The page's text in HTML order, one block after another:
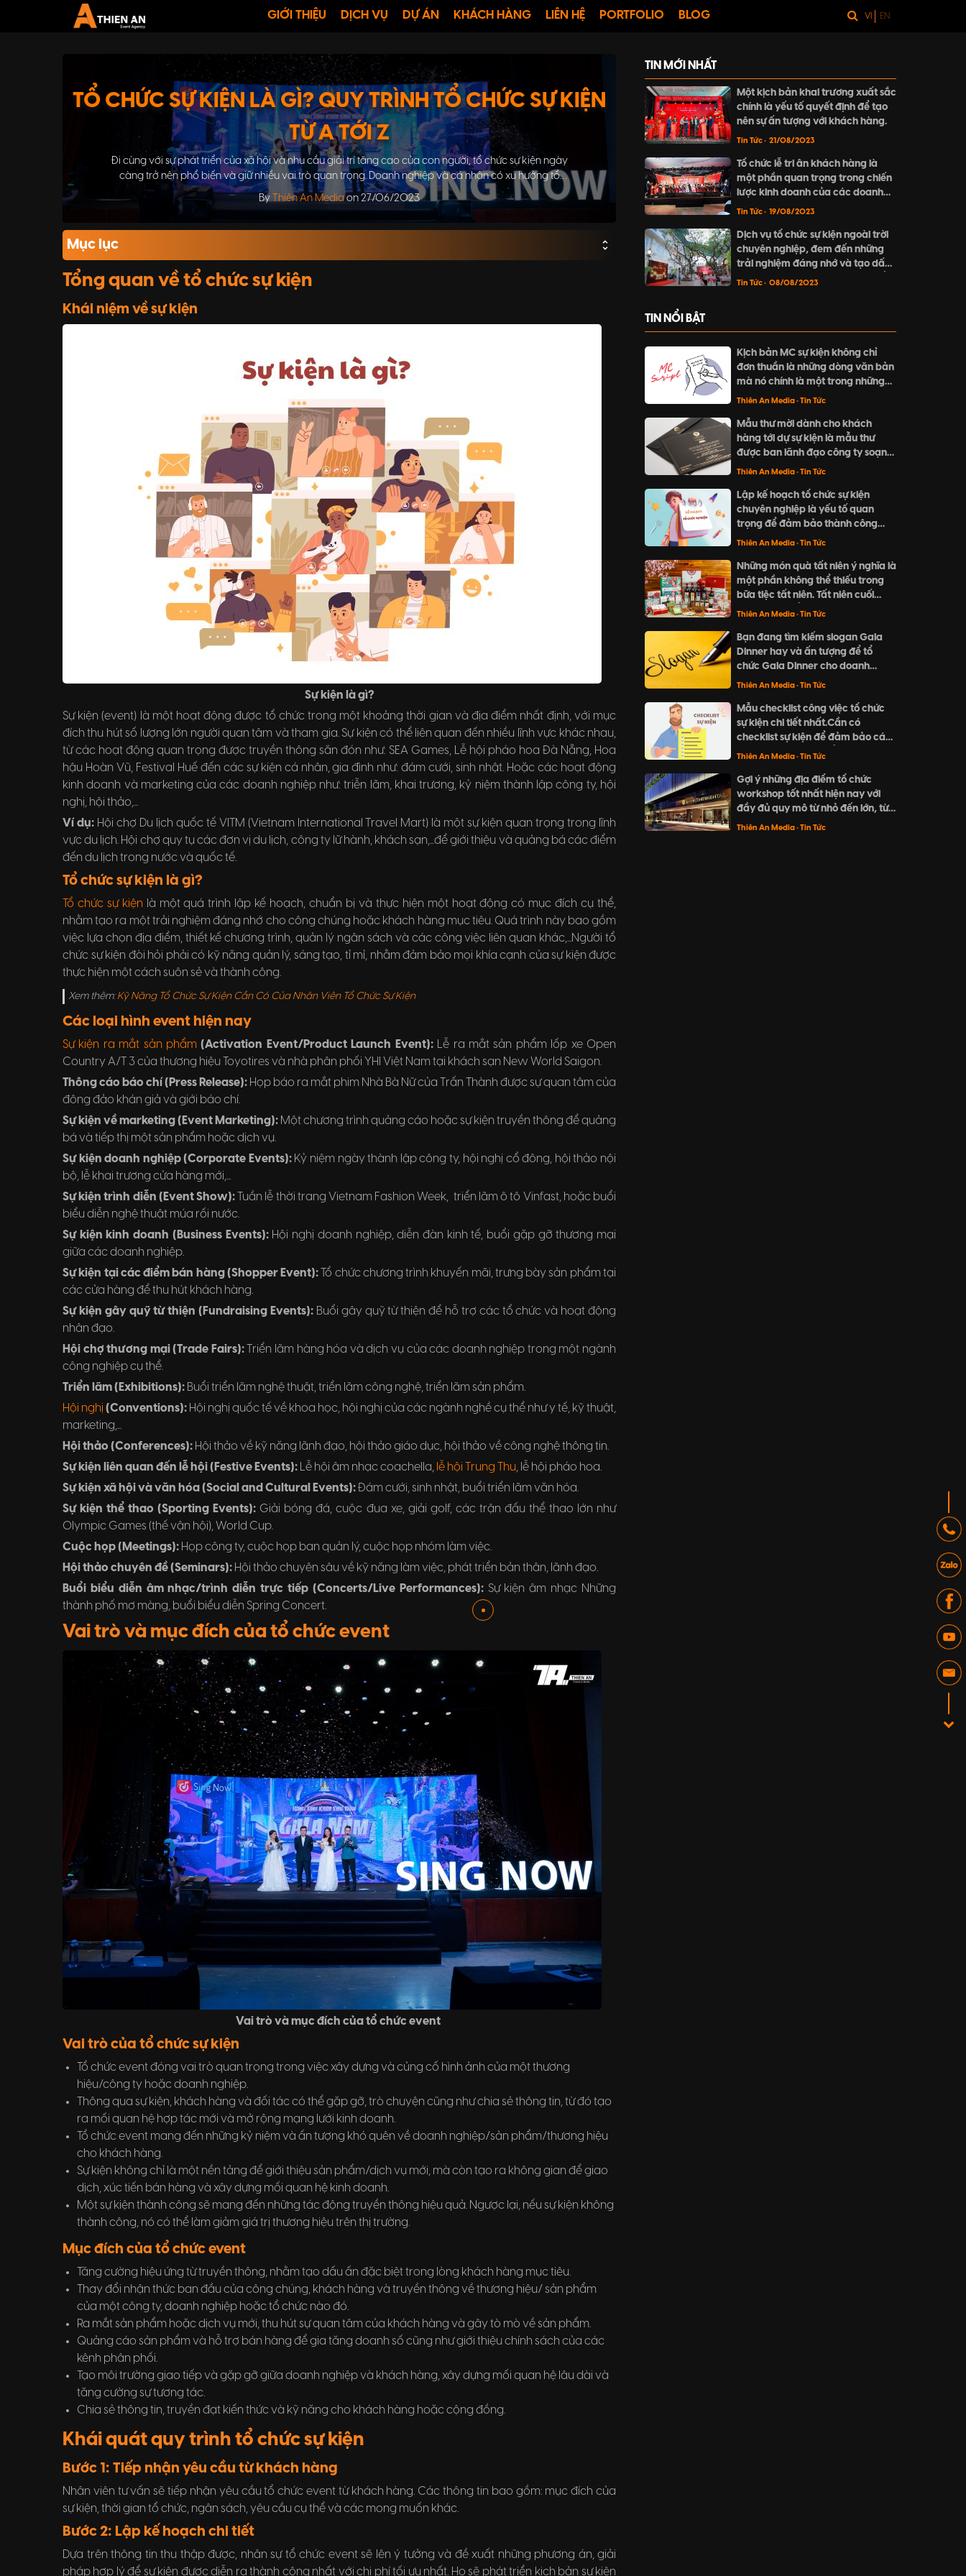
GIỚI THIỆU DỊCH VỤ DỰ ÁN KHÁCH HÀNG LIÊN HỆ PORTFOLIO BLOG VI EN
TỔ CHỨC SỰ KIỆN LÀ GÌ? QUY TRÌNH TỔ CHỨC SỰ KIỆN
TỪ A TỚI Z
Đi cùng với sự phát triển của xã hội và nhu cầu giải trí tăng cao của con người, tổ chức sự kiện ngày
càng trở nên phổ biến và giữ nhiều vai trò quan trọng. Doanh nghiệp và cá nhân có xu hướng tổ
chức các sự kiện để quảng bá thương hiệu, xây dựng mối quan hệ và tạo ra trải nghiệm đáng nhớ
cho khán giả.
ByThiên An Mediaon 27/06/2023
Mục lục
Tổng quan về tổ chức sự kiện
Khái niệm về sự kiện
Sự kiện là gì?
Sự kiện (event) là một hoạt động được tổ chức trong một khoảng thời gian và địa điểm nhất định, với mục
đích thu hút số lượng lớn người quan tâm và tham gia. Sự kiện có thể liên quan đến nhiều lĩnh vực khác nhau,
từ các hoạt động quan trọng được truyền thông săn đón như: SEA Games, Lễ hội pháo hoa Đà Nẵng, Hoa
hậu Hoàn Vũ, Festival Huế đến các sự kiện cá nhân, gia đình như: đám cưới, sinh nhật. Hoặc các hoạt động
kinh doanh và marketing của các doanh nghiệp như: triễn lãm, khai trương, kỷ niệm thành lập công ty, hội
nghị, hội thảo,...
Ví dụ:Hội chợ Du lịch quốc tế VITM (Vietnam International Travel Mart) là một sự kiện quan trọng trong lĩnh
vực du lịch. Hội chợ quy tụ các đơn vị du lịch, công ty lữ hành, khách sạn,...để giới thiệu và quảng bá các điểm
đến du lịch trong nước và quốc tế.
Tổ chức sự kiện là gì?
Tổ chức sự kiện là một quá trình lập kế hoạch, chuẩn bị và thực hiện một hoạt động có mục đích cụ thể,
nhằm tạo ra một trải nghiệm đáng nhớ cho công chúng hoặc khách hàng mục tiêu. Quá trình này bao gồm
việc lựa chọn địa điểm, thiết kế chương trình, quản lý ngân sách và các công việc liên quan khác,...Người tổ
chức sự kiện đòi hỏi phải có kỹ năng quản lý, sáng tạo, tỉ mỉ, nhằm đảm bảo mọi khía cạnh của sự kiện được
thực hiện một cách suôn sẻ và thành công.
Xem thêm:Kỹ Năng Tổ Chức Sự Kiện Cần Có Của Nhân Viên Tổ Chức Sự Kiện
Các loại hình event hiện nay
Sự kiện ra mắt sản phẩm (Activation Event/Product Launch Event):Lễ ra mắt sản phẩm lốp xe Open
Country A/T 3 của thương hiệu Toyotires và nhà phân phối YHI Việt Nam tại khách sạn New World Saigon.
Thông cáo báo chí (Press Release): Họp báo ra mắt phim Nhà Bà Nữ của Trấn Thành được sự quan tâm của
đông đảo khán giả và giới báo chí.
Sự kiện về marketing (Event Marketing): Một chương trình quảng cáo hoặc sự kiện truyền thông để quảng
bá và tiếp thị một sản phẩm hoặc dịch vụ.
Sự kiện doanh nghiệp (Corporate Events): Kỷ niệm ngày thành lập công ty, hội nghị cổ đông, hội thảo nội
bộ, lễ khai trương cửa hàng mới,...
Sự kiện trình diễn (Event Show): Tuần lễ thời trang Vietnam Fashion Week, triển lãm ô tô Vinfast, hoặc buổi
biểu diễn nghệ thuật múa rối nước.
Sự kiện kinh doanh (Business Events):Hội nghị doanh nghiệp, diễn đàn kinh tế, buổi gặp gỡ thương mại
giữa các doanh nghiệp.
Sự kiện tại các điểm bán hàng (Shopper Event): Tổ chức chương trình khuyến mãi, trưng bày sản phẩm tại
các cửa hàng để thu hút khách hàng.
Sự kiện gây quỹ từ thiện (Fundraising Events): Buổi gây quỹ từ thiện để hỗ trợ các tổ chức và hoạt động
nhân đạo.
Hội chợ thương mại (Trade Fairs):
Triển lãm hàng hóa và dịch vụ của các doanh nghiệp trong một ngành
công nghiệp cụ thể.
Triển lãm (Exhibitions): Buổi triển lãm nghệ thuật, triển lãm công nghệ, triển lãm sản phẩm.
Hội nghị (Conventions): Hội nghị quốc tế về khoa học, hội nghị của các ngành nghề cụ thể như y tế, kỹ thuật,
marketing,...
Hội thảo (Conferences): Hội thảo về kỹ năng lãnh đạo, hội thảo giáo dục, hội thảo về công nghệ thông tin.
Sự kiện liên quan đến lễ hội (Festive Events): Lễ hội âm nhạc coachella, lễ hội Trung Thu, lễ hội pháo hoa.
Sự kiện xã hội và văn hóa (Social and Cultural Events):Đám cưới, sinh nhật, buổi triển lãm văn hóa.
Sự kiện thể thao (Sporting Events): Giải bóng đá, cuộc đua xe, giải golf, các trận đấu thể thao lớn như
Olympic Games (thế vận hội), World Cup.
Cuộc họp (Meetings): Họp công ty, cuộc họp ban quản lý, cuộc họp nhóm làm việc.
Hội thảo chuyên đề (Seminars): Hội thảo chuyên sâu về kỹ năng làm việc, phát triển bản thân, lãnh đạo.
Buổi biểu diễn âm nhạc/trình diễn trực tiếp (Concerts/Live Performances): Sự kiện âm nhạc Những
thành phố mơ màng, buổi biểu diễn Spring Concert.
Vai trò và mục đích của tổ chức event
Vai trò và mục đích của tổ chức event
Vai trò của tổ chức sự kiện
Tổ chức event đóng vai trò quan trọng trong việc xây dựng và củng cố hình ảnh của một thương
hiệu/công ty hoặc doanh nghiệp.
Thông qua sự kiện, khách hàng và đối tác có thể gặp gỡ, trò chuyện cũng như chia sẻ thông tin, từ đó tạo
ra mối quan hệ hợp tác mới và mở rộng mạng lưới kinh doanh.
Tổ chức event mang đến những kỷ niệm và ấn tượng khó quên về doanh nghiệp/sản phẩm/thương hiệu
cho khách hàng.
Sự kiện không chỉ là một nền tảng để giới thiệu sản phẩm/dịch vụ mới, mà còn tạo ra không gian để giao
dịch, xúc tiến bán hàng và xây dựng mối quan hệ kinh doanh.
Một sự kiện thành công sẽ mang đến những tác động truyền thông hiệu quả. Ngược lại, nếu sự kiện không
thành công, nó có thể làm giảm giá trị thương hiệu trên thị trường.
Mục đích của tổ chức event
Tăng cường hiệu ứng từ truyền thông, nhằm tạo dấu ấn đặc biệt trong lòng khách hàng mục tiêu.
Thay đổi nhận thức ban đầu của công chúng, khách hàng và truyền thông về thương hiệu/ sản phẩm
của một công ty, doanh nghiệp hoặc tổ chức nào đó.
Ra mắt sản phẩm hoặc dịch vụ mới, thu hút sự quan tâm của khách hàng và gây tò mò về sản phẩm.
Quảng cáo sản phẩm và hỗ trợ bán hàng để gia tăng doanh số cũng như giới thiệu chính sách của các
kênh phân phối.
Tạo môi trường giao tiếp và gặp gỡ giữa doanh nghiệp và khách hàng, xây dựng mối quan hệ lâu dài và
tăng cường sự tương tác.
Chia sẻ thông tin, truyền đạt kiến thức và kỹ năng cho khách hàng hoặc cộng đồng.
Khái quát quy trình tổ chức sự kiện
Bước 1: Tiếp nhận yêu cầu từ khách hàng
Nhân viên tư vấn sẽ tiếp nhận yêu cầu tổ chức event từ khách hàng. Các thông tin bao gồm: mục đích của
sự kiện, thời gian tổ chức, ngân sách, yêu cầu cụ thể và các mong muốn khác.
Bước 2: Lập kế hoạch chi tiết
Dựa trên thông tin thu thập được, nhân sự tổ chức event sẽ lên ý tưởng và đề xuất những phương án, giải
pháp hợp lý để sự kiện được diễn ra thành công nhất với chi phí tối ưu nhất. Họ sẽ phát triển kịch bản sự kiện
TIN MỚI NHẤT
Một kịch bản khai trương xuất sắc
chính là yếu tố quyết định để tạo
nên sự ấn tượng với khách hàng.
Tin Tức• 21/08/2023
Tổ chức lễ tri ân khách hàng là
một phần quan trọng trong chiến
lược kinh doanh của các doanh
nghiệp nhằm củng cố vị thế của
Tin Tức• 19/08/2023
Dịch vụ tổ chức sự kiện ngoài trời
chuyên nghiệp, đem đến những
trải nghiệm đáng nhớ và tạo dấu
ấn riêng. Hãy khám phá cách tổ
Tin Tức• 08/08/2023
TIN NỔI BẬT
Kịch bản MC sự kiện không chỉ
đơn thuần là những dòng văn bản
mà nó chính là một trong những
yếu tố làm nên sự thành công cho
Thiên An Media• Tin Tức
Mẫu thư mời dành cho khách
hàng tới dự sự kiện là mẫu thư
được ban lãnh đạo công ty soạn
thảo, gửi tới khách hàng nhằm
đưa ra lời mời tham dự sự kiện.
Thiên An Media• Tin Tức
Lập kế hoạch tổ chức sự kiện
chuyên nghiệp là yếu tố quan
trọng để đảm bảo thành công
cho một sự kiện. Từ việc xác định
ngân sách, đến lựa chọn địa điểm
và thiết kế trang trí, tất cả đều
cần được tính toán và chuẩn bị kỹ
càng.
Thiên An Media• Tin Tức
Những món quà tất niên ý nghĩa là
một phần không thể thiếu trong
bữa tiệc tất niên. Tất niên cuối
năm là dịp để đoàn viên sum vầy
Hãy cùng khám phá những gợi ý
về món quà đặc biệt và ý nghĩa
cho người thân và đối tác trong
dịp cuối năm này.
Thiên An Media• Tin Tức
Bạn đang tìm kiếm slogan Gala
Dinner hay và ấn tượng để tổ
chức Gala Dinner cho doanh
nghiệp? Khám phá ngay "Top 20
tượng nhất" của Thiên An Media
với những ý tưởng sáng tạo, ngắn
gọn và dễ nhớ.
Thiên An Media• Tin Tức
Mẫu checklist công việc tổ chức
sự kiện chi tiết nhất.Cần có
checklist sự kiện để đảm bảo các
đầu mục đã được kiểm tra cũng
nào.
Thiên An Media• Tin Tức
Gợi ý những địa điểm tổ chức
workshop tốt nhất hiện nay với
đầy đủ quy mô từ nhỏ đến lớn, từ
không gian ngoài trời cho đến
Thiên An Media• Tin Tức